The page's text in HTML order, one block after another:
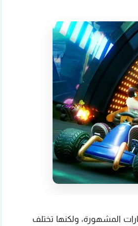
المشهورة، ولكنها تختلف